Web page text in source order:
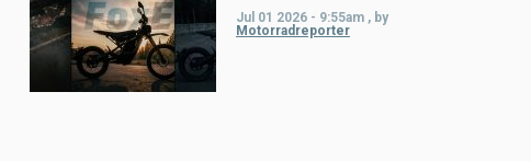
Jul 01 2026 - 9:55am , by
Motorradreporter